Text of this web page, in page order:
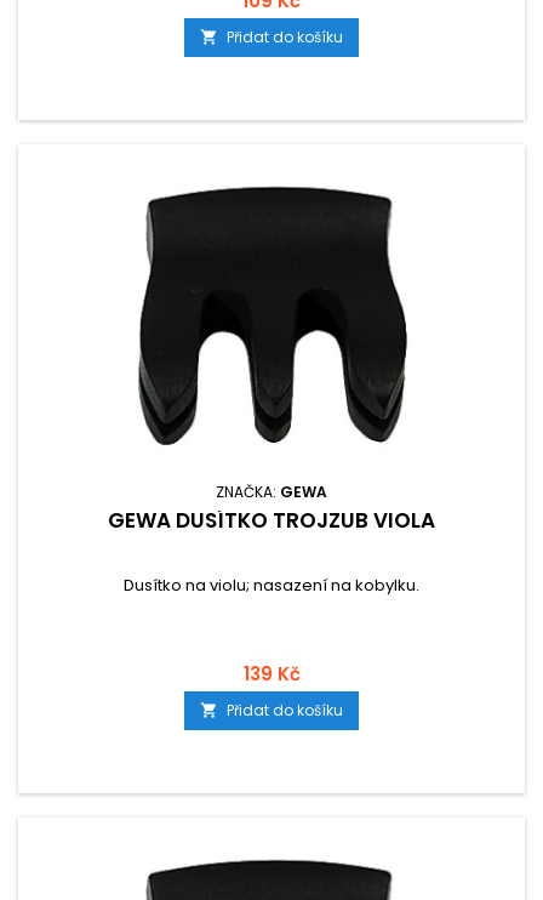
 Přidat do košíku
ZNAČKA: GEWA
GEWA DUSÍTKO TROJZUB VIOLA
Dusítko na violu; nasazení na kobylku.
139 Kč
 Přidat do košíku